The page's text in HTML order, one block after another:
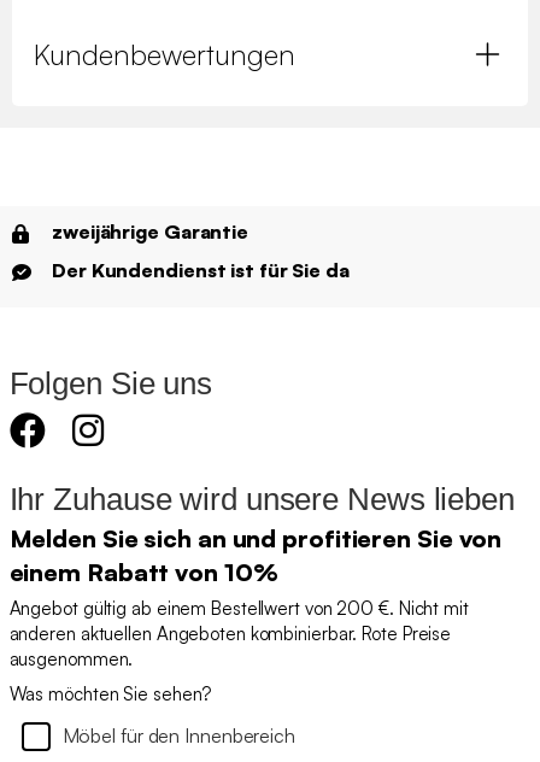
Kundenbewertungen
zweijährige Garantie
Der Kundendienst ist für Sie da
Folgen Sie uns
Ihr Zuhause wird unsere News lieben
Melden Sie sich an und profitieren Sie von
einem Rabatt von 10%
Angebot gültig ab einem Bestellwert von 200 €. Nicht mit
anderen aktuellen Angeboten kombinierbar. Rote Preise
ausgenommen.
Was möchten Sie sehen?
Möbel für den Innenbereich